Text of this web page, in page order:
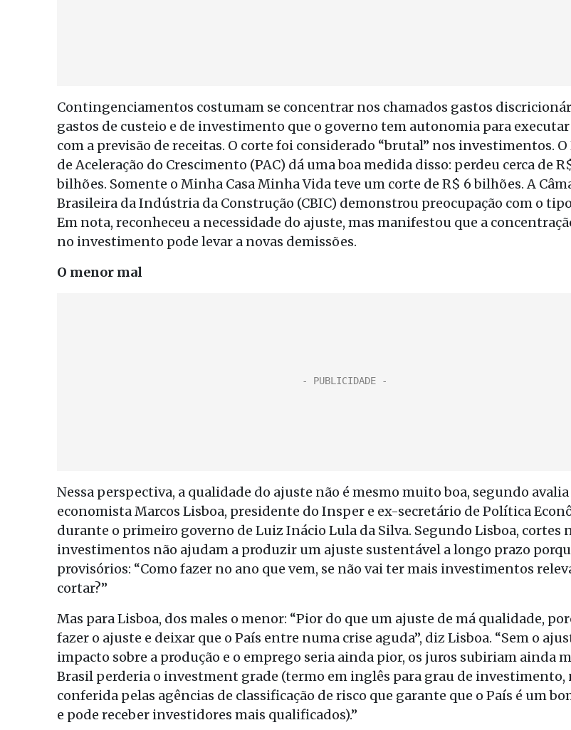
Contingenciamentos costumam se concentrar nos chamados gastos
gastos de custeio e de investimento que o governo tem autonomia para executar
com a previsão de receitas. O corte foi considerado “brutal” nos investimentos.
de Aceleração do Crescimento (PAC) dá uma boa medida disso: perdeu cerca de
bilhões. Somente o Minha Casa Minha Vida teve um corte de R$ 6 bilhões. A
Brasileira da Indústria da Construção (CBIC) demonstrou preocupação com o
Em nota, reconheceu a necessidade do ajuste, mas manifestou que a
no investimento pode levar a novas demissões.
O menor mal
Nessa perspectiva, a qualidade do ajuste não é mesmo muito boa, segundo avalia
economista Marcos Lisboa, presidente do Insper e ex-secretário de Política
durante o primeiro governo de Luiz Inácio Lula da Silva. Segundo Lisboa, cortes
investimentos não ajudam a produzir um ajuste sustentável a longo prazo
provisórios: “Como fazer no ano que vem, se não vai ter mais investimentos
cortar?”
Mas para Lisboa, dos males o menor: “Pior do que um ajuste de má qualidade,
fazer o ajuste e deixar que o País entre numa crise aguda”, diz Lisboa. “Sem o
impacto sobre a produção e o emprego seria ainda pior, os juros subiriam ainda
Brasil perderia o investment grade (termo em inglês para grau de investimento,
conferida pelas agências de classificação de risco que garante que o País é um
e pode receber investidores mais qualificados).”